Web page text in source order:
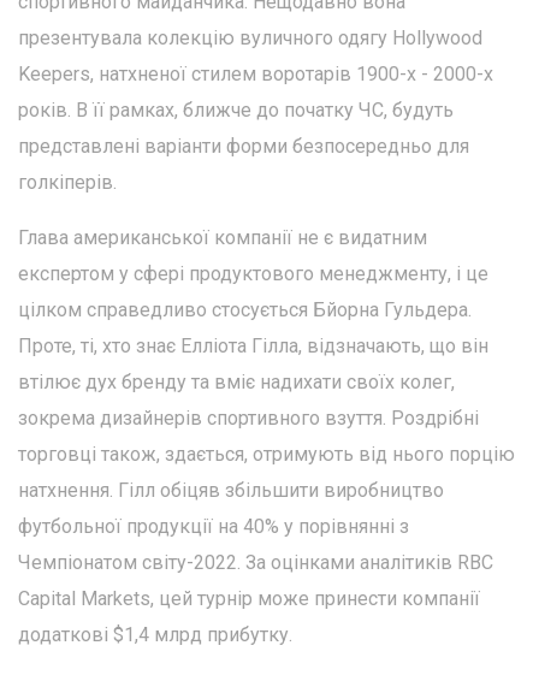
презентувала колекцію вуличного одягу Hollywood
Keepers, натхненої стилем воротарів 1900-х - 2000-х
років. В її рамках, ближче до початку ЧС, будуть
представлені варіанти форми безпосередньо для
голкіперів.
Глава американської компанії не є видатним
експертом у сфері продуктового менеджменту, і це
цілком справедливо стосується Бйорна Гульдера.
Проте, ті, хто знає Елліота Гілла, відзначають, що він
втілює дух бренду та вміє надихати своїх колег,
зокрема дизайнерів спортивного взуття. Роздрібні
торговці також, здається, отримують від нього порцію
натхнення. Гілл обіцяв збільшити виробництво
футбольної продукції на 40% у порівнянні з
Чемпіонатом світу-2022. За оцінками аналітиків RBC
Capital Markets, цей турнір може принести компанії
додаткові $1,4 млрд прибутку.